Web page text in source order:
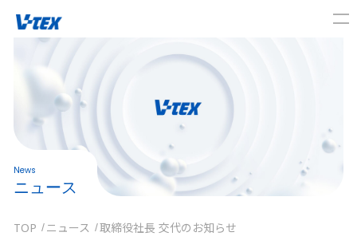
News
ニュース
TOP ニュース 取締役社長 交代のお知らせ